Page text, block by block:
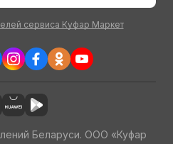
сервиса Куфар Маркет
Беларуси. ООО «Куфар